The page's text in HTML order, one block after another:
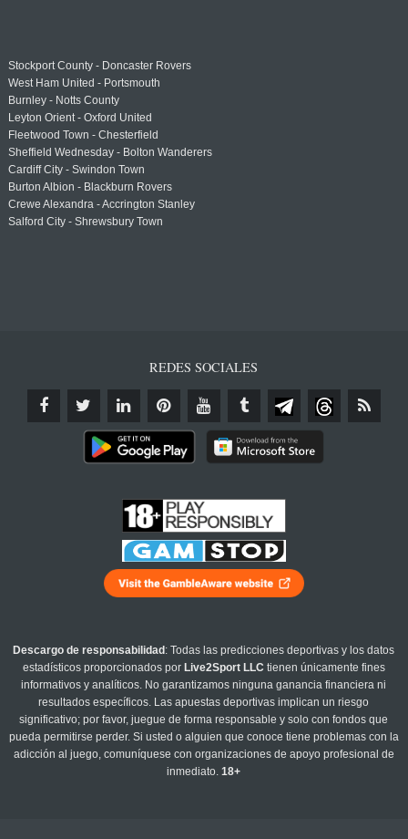
Stockport County - Doncaster Rovers
West Ham United - Portsmouth
Burnley - Notts County
Leyton Orient - Oxford United
Fleetwood Town - Chesterfield
Sheffield Wednesday - Bolton Wanderers
Cardiff City - Swindon Town
Burton Albion - Blackburn Rovers
Crewe Alexandra - Accrington Stanley
Salford City - Shrewsbury Town
REDES SOCIALES
Descargo de responsabilidad : Todas las predicciones deportivas y los datos
estadísticos proporcionados por Live2Sport LLC tienen únicamente fines
informativos y analíticos. No garantizamos ninguna ganancia financiera ni
resultados específicos. Las apuestas deportivas implican un riesgo
significativo; por favor, juegue de forma responsable y solo con fondos que
pueda permitirse perder. Si usted o alguien que conoce tiene problemas con la
adicción al juego, comuníquese con organizaciones de apoyo profesional de
inmediato.18+